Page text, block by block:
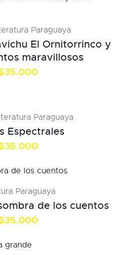
Paraguaya
El Ornitorrinco y
maravillosos
35.000
Paraguaya
Espectrales
35.000
Paraguaya
de los cuentos
35.000